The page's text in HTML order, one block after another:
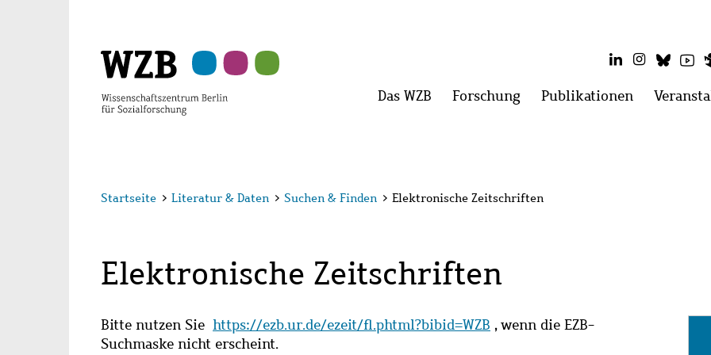
LinkedInInstagram
Hauptmenü
Das WZB Menü
Forschung Menü
Publikationen Menü
Startseite > Literatur & Daten > Suchen & Finden > Elektronische Zeitschriften
Elektronische Zeitschriften
Bitte nutzen Sie https://ezb.ur.de/ezeit/fl.phtml?bibid=WZB , wenn die EZB-
Suchmaske nicht erscheint.